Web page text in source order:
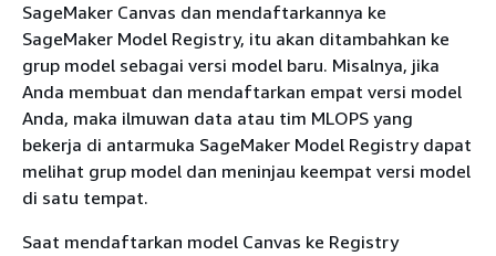
SageMaker Canvas dan mendaftarkannya ke
SageMaker Model Registry, itu akan ditambahkan ke
grup model sebagai versi model baru. Misalnya, jika
Anda membuat dan mendaftarkan empat versi model
Anda, maka ilmuwan data atau tim MLOPS yang
bekerja di antarmuka SageMaker Model Registry dapat
melihat grup model dan meninjau keempat versi model
di satu tempat.
Saat mendaftarkan model Canvas ke Registry